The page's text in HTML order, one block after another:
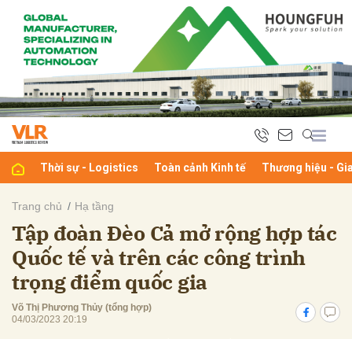
Thời sự - Logistics Toàn cảnh Kinh tế Thương hiệu -
Trang chủ Hạ tầng
Tập đoàn Đèo Cả mở rộng hợp tác
Quốc tế và trên các công trình
trọng điểm quốc gia
Võ Thị Phương Thủy (tổng hợp)
04/03/2023 20:19
luận
Hủy